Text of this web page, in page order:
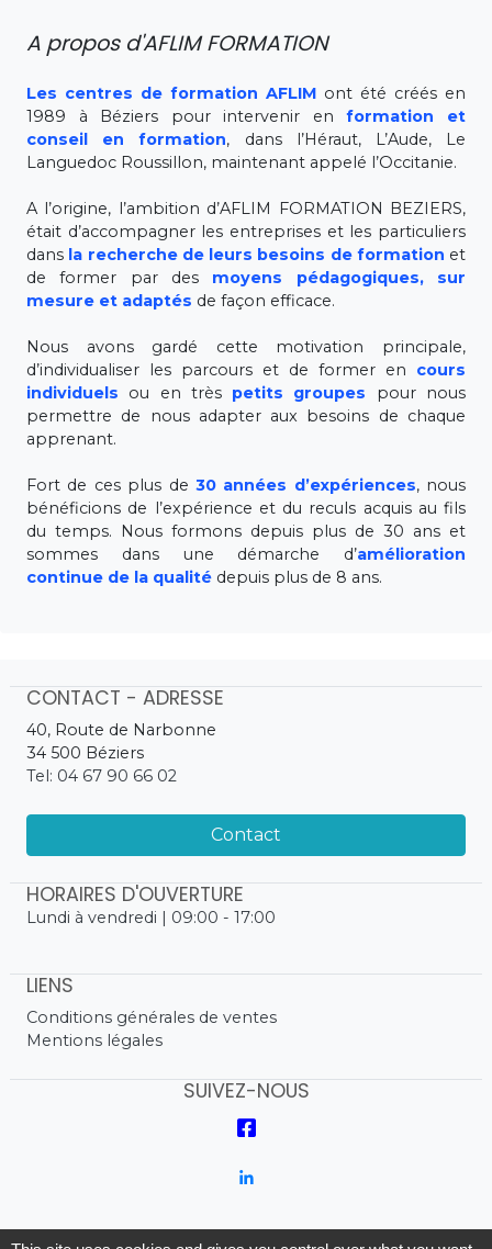
A propos d'AFLIM FORMATION
Les centres de formation AFLIM ont été créés en
1989 à Béziers pour intervenir enformation et
conseil en formation, dans l’Héraut, L’Aude, Le
Languedoc Roussillon, maintenant appelé l’Occitanie.
A l’origine, l’ambition d’AFLIM FORMATION BEZIERS,
était d’accompagner les entreprises et les particuliers
dans la recherche de leurs besoins de formation et
de former par des moyens pédagogiques, sur
mesure et adaptés de façon efficace.
Nous avons gardé cette motivation principale,
d’individualiser les parcours et de former en cours
individuels ou en très petits groupes pour nous
permettre de nous adapter aux besoins de chaque
apprenant.
Fort de ces plus de 30 années d’expériences, nous
bénéficions de l’expérience et du reculs acquis au fils
du temps. Nous formons depuis plus de 30 ans et
sommes dans une démarche d’amélioration
continue de la qualité depuis plus de 8 ans.
CONTACT - ADRESSE
40, Route de Narbonne
34 500 Béziers
Tel: 04 67 90 66 02
Contact
HORAIRES D'OUVERTURE
Lundi à vendredi | 09:00 - 17:00
LIENS
Conditions générales de ventes
Mentions légales
SUIVEZ-NOUS